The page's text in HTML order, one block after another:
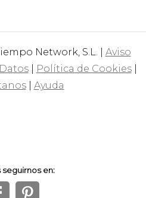
Network, S.L. | Aviso
| Política de Cookies|
| Ayuda
seguirnos en:
1